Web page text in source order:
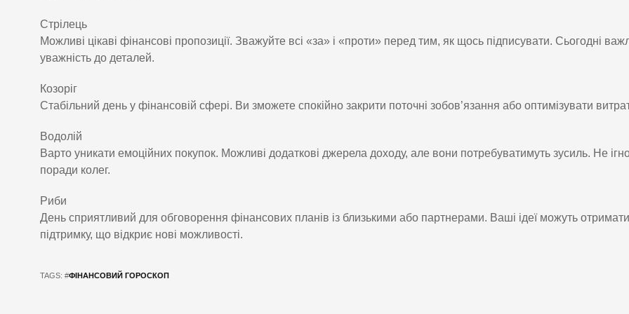
Стрілець
Можливі цікаві фінансові пропозиції. Зважуйте всі «за» і «проти» перед тим, як щось підписувати. Сьогодні
уважність до деталей.
Козоріг
Стабільний день у фінансовій сфері. Ви зможете спокійно закрити поточні зобов’язання або оптимізувати
Водолій
Варто уникати емоційних покупок. Можливі додаткові джерела доходу, але вони потребуватимуть зусиль. Не
поради колег.
Риби
День сприятливий для обговорення фінансових планів із близькими або партнерами. Ваші ідеї можуть отримати
підтримку, що відкриє нові можливості.
TAGS: #ФІНАНСОВИЙ ГОРОСКОП